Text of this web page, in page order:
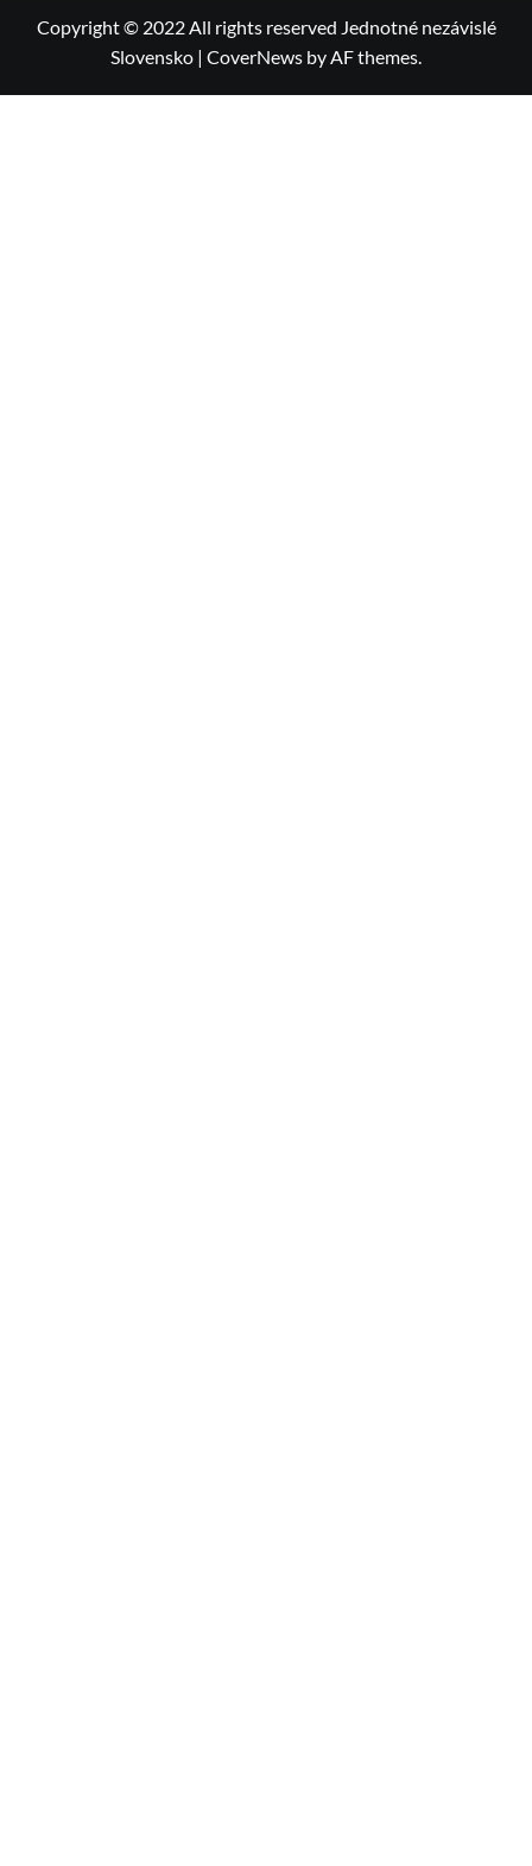
Copyright © 2022 All rights reserved Jednotné nezávislé
Slovensko | CoverNews by AF themes.